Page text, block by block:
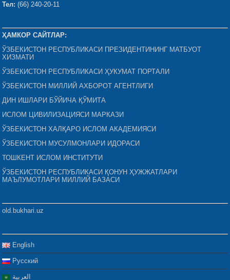
Тел: (66) 240-20-11
ҲАМКОР САЙТЛАР:
ЎЗБЕКИСТОН РЕСПУБЛИКАСИ ПРЕЗИДЕНТИНИНГ МАТБУОТ
ХИЗМАТИ
ЎЗБЕКИСТОН РЕСПУБЛИКАСИ ҲУКУМАТ ПОРТАЛИ
ЎЗБЕКИСТОН МИЛЛИЙ АХБОРОТ АГЕНТЛИГИ
ДИН ИШЛАРИ БЎЙИЧА ҚЎМИТА
ИСЛОМ ЦИВИЛИЗАЦИЯСИ МАРКАЗИ
ЎЗБЕКИСТОН ХАЛҚАРО ИСЛОМ АКАДЕМИЯСИ
ЎЗБЕКИСТОН МУСУЛМОНЛАРИ ИДОРАСИ
ТОШКЕНТ ИСЛОМ ИНСТИТУТИ
ЎЗБЕКИСТОН РЕСПУБЛИКАСИ ҚОНУН ҲУЖЖАТЛАРИ
МАЪЛУМОТЛАРИ МИЛЛИЙ БАЗАСИ
old.bukhari.uz
English
Русский
العربية